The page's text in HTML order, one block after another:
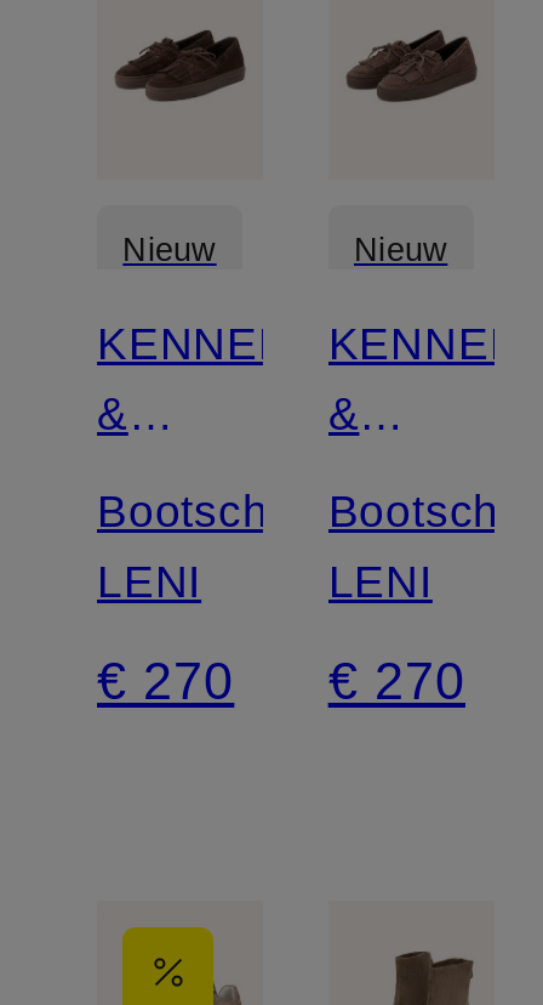
Nieuw
Gecertificeerd
KENNEL
&
SCHMENGER
Bootschoenen
LENI
€ 270
Nieuw
KENNEL
&
LENI
€ 270